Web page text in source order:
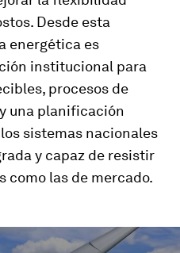
Desde esta
energética es
institucional para
procesos de
una planificación
sistemas nacionales
y capaz de resistir
las de mercado.